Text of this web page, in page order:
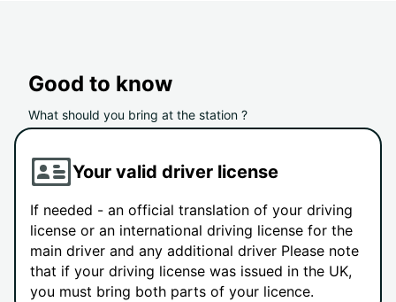
Good to know
What should you bring at the station ?
Your valid driver license
If needed - an official translation of your driving
license or an international driving license for the
main driver and any additional driver Please note
that if your driving license was issued in the UK,
you must bring both parts of your licence.